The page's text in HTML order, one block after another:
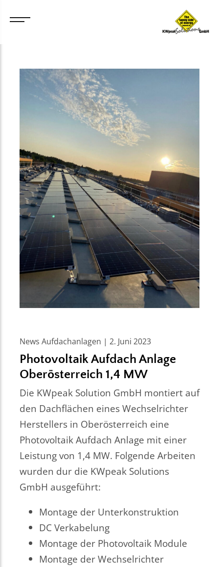
News Aufdachanlagen | 2. Juni 2023
Photovoltaik Aufdach Anlage
Oberösterreich 1,4 MW
Die KWpeak Solution GmbH montiert auf
den Dachflächen eines Wechselrichter
Herstellers in Oberösterreich eine
Photovoltaik Aufdach Anlage mit einer
Leistung von 1,4 MW. Folgende Arbeiten
wurden dur die KWpeak Solutions
GmbH ausgeführt:
Montage der Unterkonstruktion
DC Verkabelung
Montage der Photovoltaik Module
Montage der Wechselrichter